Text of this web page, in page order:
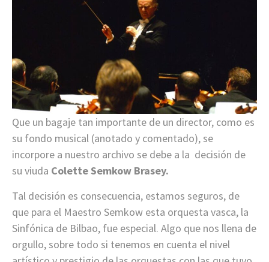
Que un bagaje tan importante de un director, como es
su fondo musical (anotado y comentado), se
incorpore a nuestro archivo se debe a la decisión de
su viuda Colette Semkow Brasey.
Tal decisión es consecuencia, estamos seguros, de
que para el Maestro Semkow esta orquesta vasca, la
Sinfónica de Bilbao, fue especial. Algo que nos llena de
orgullo, sobre todo si tenemos en cuenta el nivel